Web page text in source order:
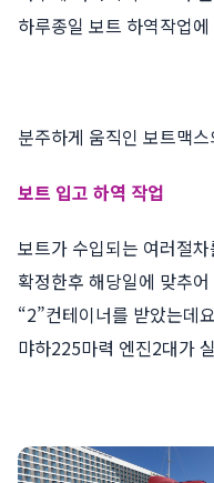
하루종일 보트 하역작업
분주하게 움직인 보트맥
보트 입고 하역 작업
보트가 수입되는 여러절
확정한후 해당일에 맞추
“2”컨테이너를 받았는데
먀하225마력 엔진2대가